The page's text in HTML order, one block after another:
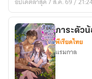
ที่
เกม
เปิด
ครั้ง
แรก
เพื่อ
ภาระตัว
พีเรียดไทย
แรมกาล